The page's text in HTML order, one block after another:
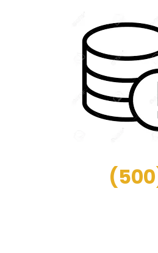
(500